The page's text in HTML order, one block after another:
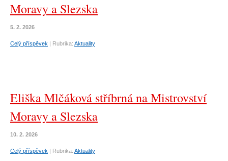
Moravy a Slezska
5. 2. 2026
Celý příspěvek | Rubrika: Aktuality
Eliška Mlčáková stříbrná na Mistrovství
Moravy a Slezska
10. 2. 2026
Celý příspěvek | Rubrika: Aktuality